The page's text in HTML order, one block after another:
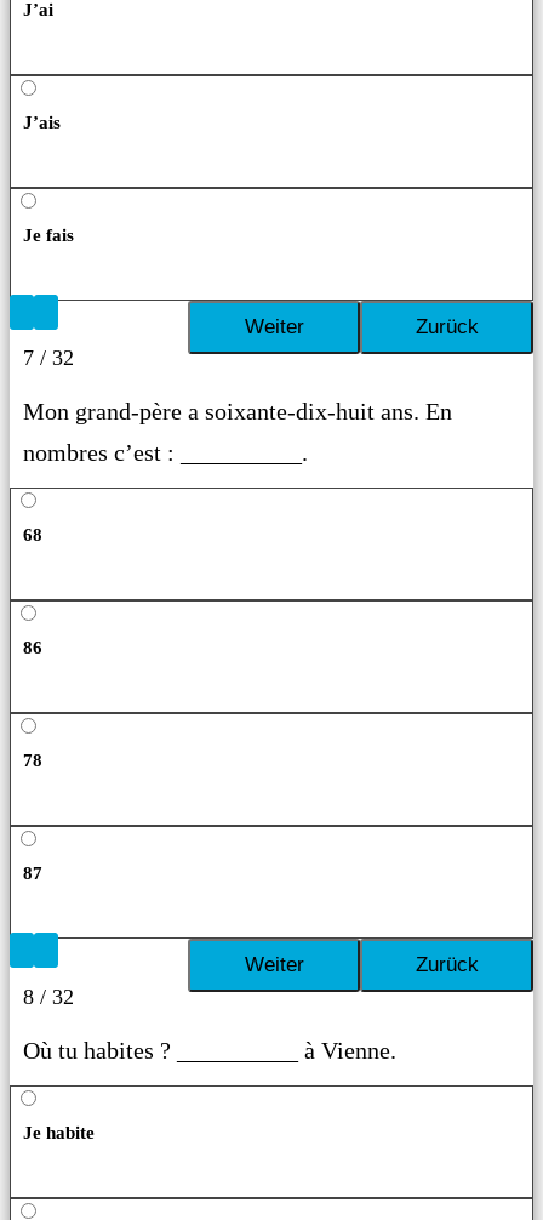
J’ai
J’ais
Je fais
7 / 32
Mon grand-père a soixante-dix-huit ans. En
nombres c’est : __________.
68
86
78
87
8 / 32
Où tu habites ? __________ à Vienne.
Je habite